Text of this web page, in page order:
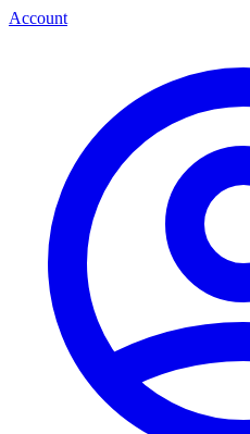
Account